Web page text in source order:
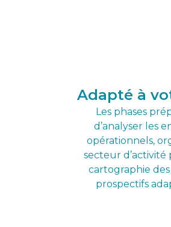
Adapté à
Les phases
d’analyser les
opérationnels,
secteur
cartographie
prospectifs